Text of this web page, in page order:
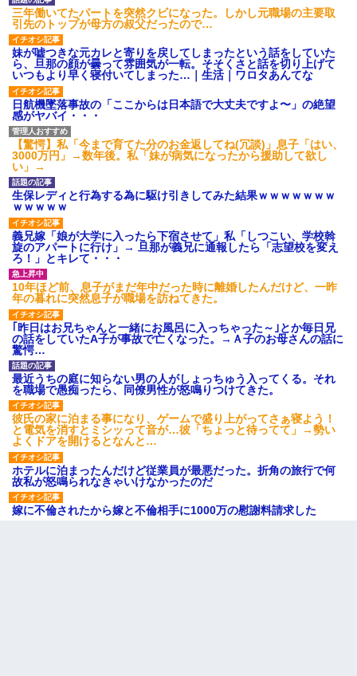
【ネット騒然】惨殺されたタ
ワマン頂き女子のこの動画、す
げえええええｗｗｗｗｗｗｗｗ
ｗｗｗ
【愕然】白のクラウン俺氏、
高速道路左車線を制限速度で走
った結果wwwwwwwwwwww
百年の恋12-899 食べた量を
張り合ってくる
【悲報】佐藤輝明・・・２軍
でも盛大にやらかす←あまり悲
しませないでくれ
三年働いてたパートを突然クビになった。しかし元職場の主要取
引先のトップが母方の叔父だったので…
妹が嘘つきな元カレと寄りを戻してしまったという話をしていた
ら、旦那の顔が曇って雰囲気が一転。そそくさと話を切り上げて
いつもより早く寝付いてしまった…｜生活｜ワロタあんてな
日航機墜落事故の「ここからは日本語で大丈夫ですよ〜」の絶望
感がヤバイ・・・
【驚愕】私「今まで育てた分のお金返してね(冗談)」息子「はい、
3000万円」→数年後。私「妹が病気になったから援助して欲し
い」→
生保レディと行為する為に駆け引きしてみた結果ｗｗｗｗｗｗｗ
ｗｗｗｗｗ
義兄嫁「娘が大学に入ったら下宿させて」私「しつこい、学校斡
旋のアパートに行け」→ 旦那が義兄に通報したら「志望校を変え
ろ！」とキレて・・・
10年ほど前、息子がまだ年中だった時に離婚したんだけど、一昨
年の暮れに突然息子が職場を訪ねてきた。
｢昨日はお兄ちゃんと一緒にお風呂に入っちゃった～｣とか毎日兄
の話をしていたA子が事故で亡くなった。→Ａ子のお母さんの話に
驚愕…
最近うちの庭に知らない男の人がしょっちゅう入ってくる。それ
を職場で愚痴ったら、同僚男性が怒鳴りつけてきた。
彼氏の家に泊まる事になり、ゲームで盛り上がってさぁ寝よう！
と電気を消すとミシッって音が…彼「ちょっと待ってて」→勢い
よくドアを開けるとなんと…
ホテルに泊まったんだけど従業員が最悪だった。折角の旅行で何
故私が怒鳴られなきゃいけなかったのだ
嫁に不倫されたから嫁と不倫相手に1000万の慰謝料請求した